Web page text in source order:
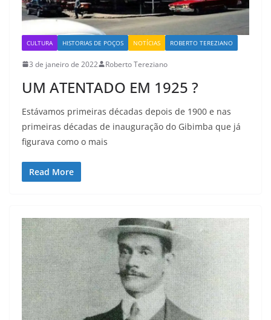
CULTURA HISTORIAS DE POÇOS NOTÍCIAS ROBERTO TEREZIANO
3 de janeiro de 2022 Roberto Tereziano
UM ATENTADO EM 1925 ?
Estávamos primeiras décadas depois de 1900 e nas
primeiras décadas de inauguração do Gibimba que já
figurava como o mais
Read More